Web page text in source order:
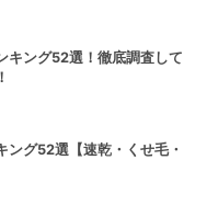
キング52選！徹底調査して
ング52選【速乾・くせ毛・